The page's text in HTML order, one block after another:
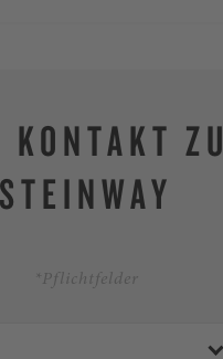
KONTAKT ZU
STEINWAY
*Pflichtfelder